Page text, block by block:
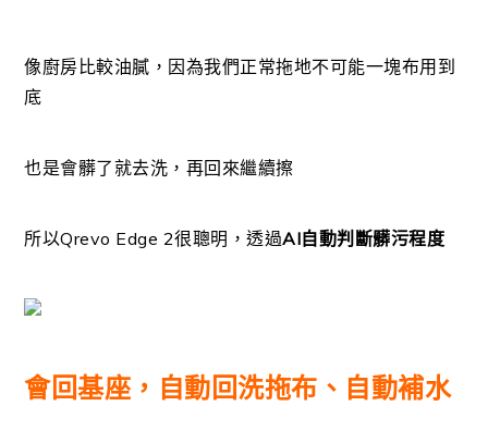
像廚房比較油膩，因為我們正常拖地不可能一塊布用到
底
也是會髒了就去洗，再回來繼續擦
所以Qrevo Edge 2很聰明，透過AI自動判斷髒污程度
會回基座，自動回洗拖布、自動補水